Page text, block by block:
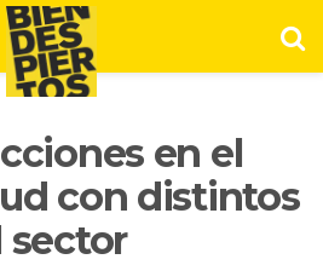
en el
con distintos
sector